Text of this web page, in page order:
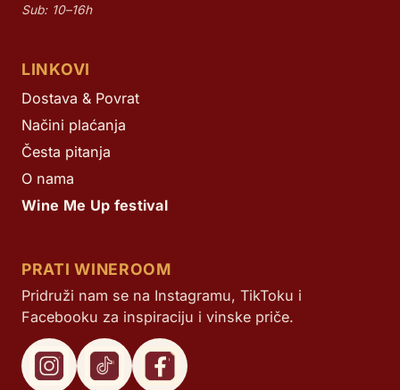
Sub: 10–16h
LINKOVI
Dostava & Povrat
Načini plaćanja
Česta pitanja
O nama
Wine Me Up festival
PRATI WINEROOM
Pridruži nam se na Instagramu, TikToku i
Facebooku za inspiraciju i vinske priče.